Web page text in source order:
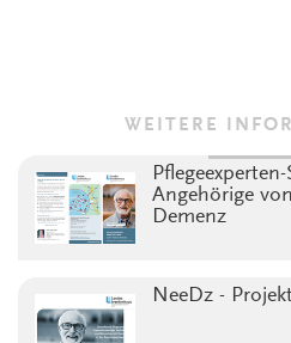
WEITERE
Angehörige
Demenz
NeeDz -